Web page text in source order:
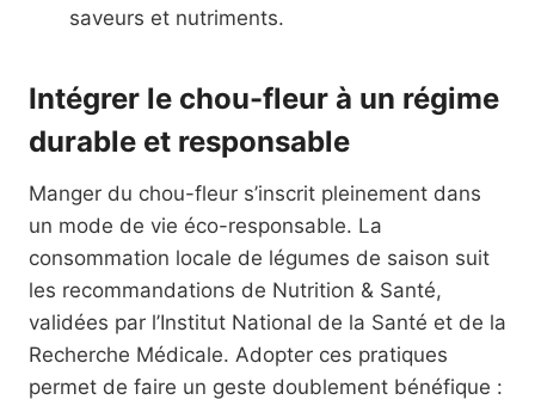
saveurs et nutriments.
Intégrer le chou-fleur à un régime
durable et responsable
Manger du chou-fleur s’inscrit pleinement dans
un mode de vie éco-responsable. La
consommation locale de légumes de saison suit
les recommandations de Nutrition & Santé,
validées par l’Institut National de la Santé et de la
Recherche Médicale. Adopter ces pratiques
permet de faire un geste doublement bénéfique :